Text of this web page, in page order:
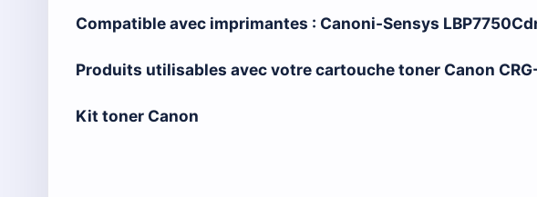
Compatible avec imprimantes : Canoni-Sensys
Produits utilisables avec votre cartouche toner Canon
Kit toner Canon